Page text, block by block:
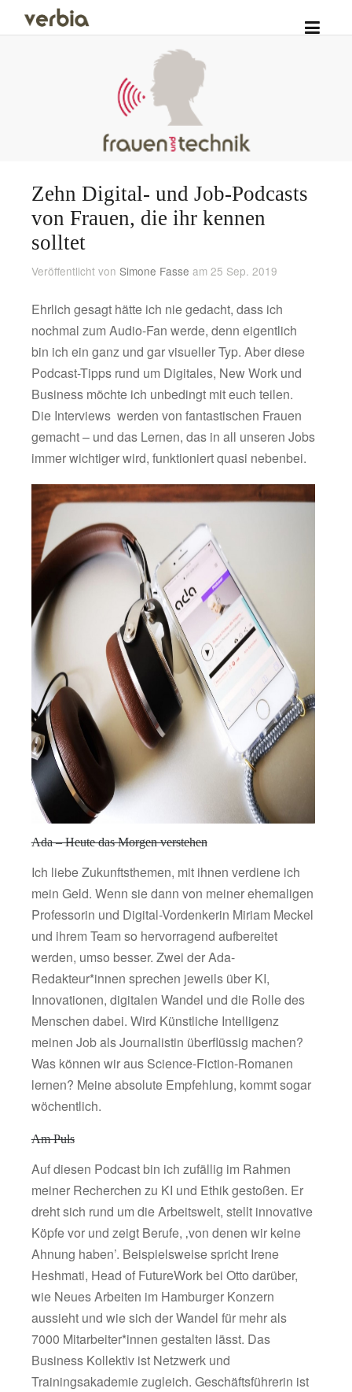
Zehn Digital- und Job-Podcasts
von Frauen, die ihr kennen
solltet
Veröffentlicht von Simone Fasse am 25 Sep. 2019
Ehrlich gesagt hätte ich nie gedacht, dass ich
nochmal zum Audio-Fan werde, denn eigentlich
bin ich ein ganz und gar visueller Typ. Aber diese
Podcast-Tipps rund um Digitales, New Work und
Business möchte ich unbedingt mit euch teilen.
Die Interviews werden von fantastischen Frauen
gemacht – und das Lernen, das in all unseren Jobs
immer wichtiger wird, funktioniert quasi nebenbei.
Ada – Heute das Morgen verstehen
Ich liebe Zukunftsthemen, mit ihnen verdiene ich
mein Geld. Wenn sie dann von meiner ehemaligen
Professorin und Digital-Vordenkerin Miriam Meckel
und ihrem Team so hervorragend aufbereitet
werden, umso besser. Zwei der Ada-
Redakteur*innen sprechen jeweils über KI,
Innovationen, digitalen Wandel und die Rolle des
Menschen dabei. Wird Künstliche Intelligenz
meinen Job als Journalistin überflüssig machen?
Was können wir aus Science-Fiction-Romanen
lernen? Meine absolute Empfehlung, kommt sogar
wöchentlich.
Am Puls
Auf diesen Podcast bin ich zufällig im Rahmen
meiner Recherchen zu KI und Ethik gestoßen. Er
dreht sich rund um die Arbeitswelt, stellt innovative
Köpfe vor und zeigt Berufe, ‚von denen wir keine
Ahnung haben’. Beispielsweise spricht Irene
Heshmati, Head of FutureWork bei Otto darüber,
wie Neues Arbeiten im Hamburger Konzern
aussieht und wie sich der Wandel für mehr als
7000 Mitarbeiter*innen gestalten lässt. Das
Business Kollektiv ist Netzwerk und
Trainingsakademie zugleich. Geschäftsführerin ist